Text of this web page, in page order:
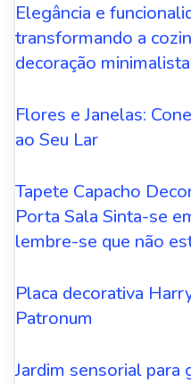
Elegância e
transformando a
decoração minimalista
Flores e Janelas:
ao Seu Lar
Tapete Capacho
Porta Sala Sinta-se
lembre-se que não
Placa decorativa
Patronum
Jardim sensorial para